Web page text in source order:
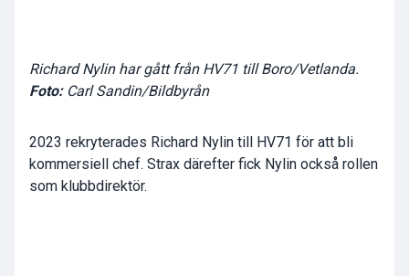
Richard Nylin har gått från HV71 till Boro/Vetlanda.
Foto: Carl Sandin/Bildbyrån
2023 rekryterades Richard Nylin till HV71 för att bli
kommersiell chef. Strax därefter fick Nylin också rollen
som klubbdirektör.